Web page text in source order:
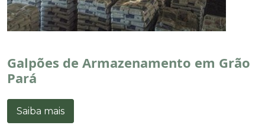
Galpões de Armazenamento em Grão
Pará
Saiba mais